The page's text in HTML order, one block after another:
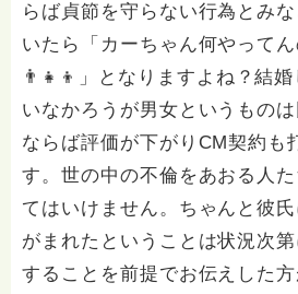
らば貞節を守らない行為とみ
いたら「カーちゃん何やって
👨‍👧‍👦」となりますよね？結
いなかろうが男女というもの
ならば評価が下がりCM契約も
す。世の中の不倫をあおる人
てはいけません。ちゃんと彼
がまれたということは状況次
することを前提でお伝えした